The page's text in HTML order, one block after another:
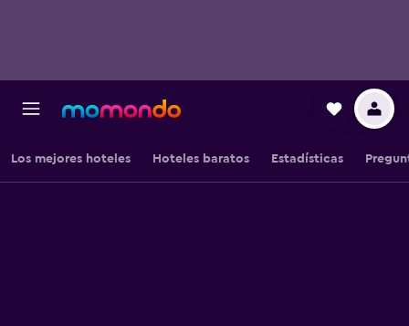
Los mejores hoteles Hoteles baratos Estadísticas